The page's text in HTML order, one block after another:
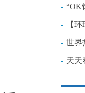
“OK镜”
【环球
世界热资
天天看热